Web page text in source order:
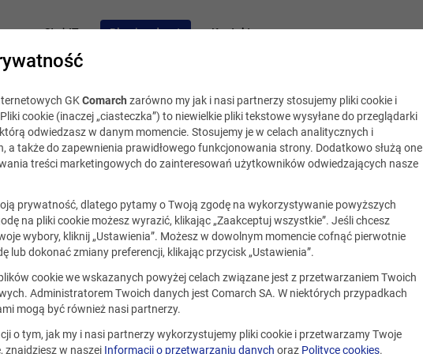
Staż IT Blog i podcast Kontakt
Vademecum dla opornych
Udostępnij
GKComarch zarówno my jak i nasi partnerzy stosujemy pliki cookie i
cookie (inaczej „ciasteczka”) to niewielkie pliki tekstowe wysyłane do przeglądarki
odwiedzasz w danym momencie. Stosujemy je w celach analitycznych i
a także do zapewnienia prawidłowego funkcjonowania strony. Dodatkowo służą one
treści marketingowych do zainteresowań użytkowników odwiedzających nasze
prywatność, dlatego pytamy o Twoją zgodę na wykorzystywanie powyższych
na pliki cookie możesz wyrazić, klikając „Zaakceptuj wszystkie”. Jeśli chcesz
wybory, kliknij „Ustawienia”. Możesz w dowolnym momencie cofnąć pierwotnie
lub dokonać zmiany preferencji, klikając przycisk „Ustawienia”.
cookie we wskazanych powyżej celach związane jest z przetwarzaniem Twoich
Administratorem Twoich danych jest Comarch SA. W niektórych przypadkach
mogą być również nasi partnerzy.
o tym, jak my i nasi partnerzy wykorzystujemy pliki cookie i przetwarzamy Twoje
znajdziesz w naszej Informacji o przetwarzaniu danych oraz Polityce cookies.